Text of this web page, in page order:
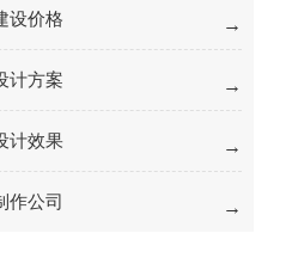
设价格
计方案
计效果
作公司